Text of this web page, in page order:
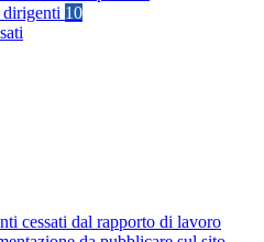
10
cessati dal rapporto di lavoro